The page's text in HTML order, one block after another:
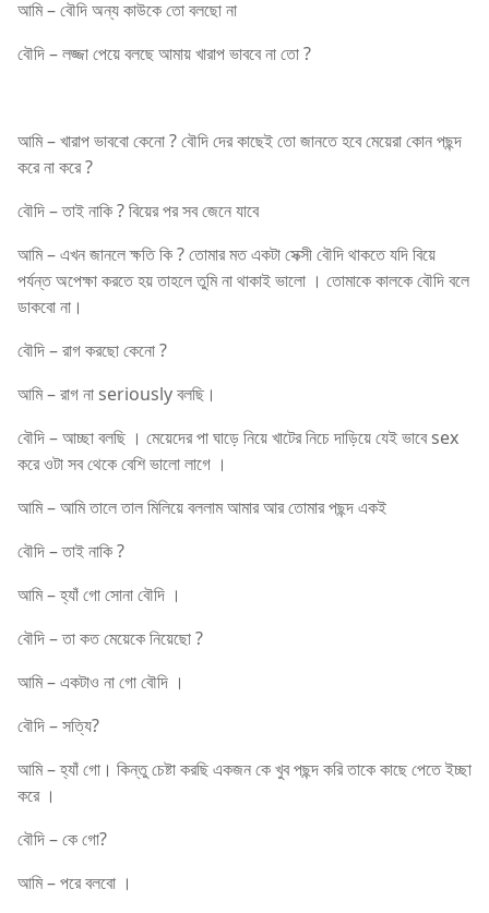
আমি – বৌদি অন্য কাউকে তো বলছো না
বৌদি – লজ্জা পেয়ে বলছে আমায় খারাপ ভাববে না তো ?
আমি – খারাপ ভাববো কেনো ? বৌদি দের কাছেই তো জানতে হবে মেয়েরা কোন পছন্দ
করে না করে ?
বৌদি – তাই নাকি ? বিয়ের পর সব জেনে যাবে
আমি – এখন জানলে ক্ষতি কি ? তোমার মত একটা সেক্সী বৌদি থাকতে যদি বিয়ে
পর্যন্ত অপেক্ষা করতে হয় তাহলে তুমি না থাকাই ভালো ‌। তোমাকে কালকে বৌদি বলে
ডাকবো না।
বৌদি – রাগ করছো কেনো ?
আমি – রাগ না seriously বলছি।
বৌদি – আচ্ছা বলছি । মেয়েদের পা ঘাড়ে নিয়ে খাটের নিচে দাড়িয়ে যেই ভাবে sex
করে ওটা সব থেকে বেশি ভালো লাগে ।
আমি – আমি তালে তাল মিলিয়ে বললাম আমার আর তোমার পছন্দ একই
বৌদি – তাই নাকি ?
আমি – হ্যাঁ গো সোনা বৌদি ।
বৌদি – তা কত মেয়েকে নিয়েছো ?
আমি – একটাও না গো বৌদি ।
বৌদি – সত্যি?
আমি – হ্যাঁ গো। কিন্তু চেষ্টা করছি একজন কে খুব পছন্দ করি তাকে কাছে পেতে ইচ্ছা
করে ।
বৌদি – কে গো?
আমি – পরে বলবো ।